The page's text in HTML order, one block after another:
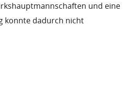
und eine
konnte dadurch nicht